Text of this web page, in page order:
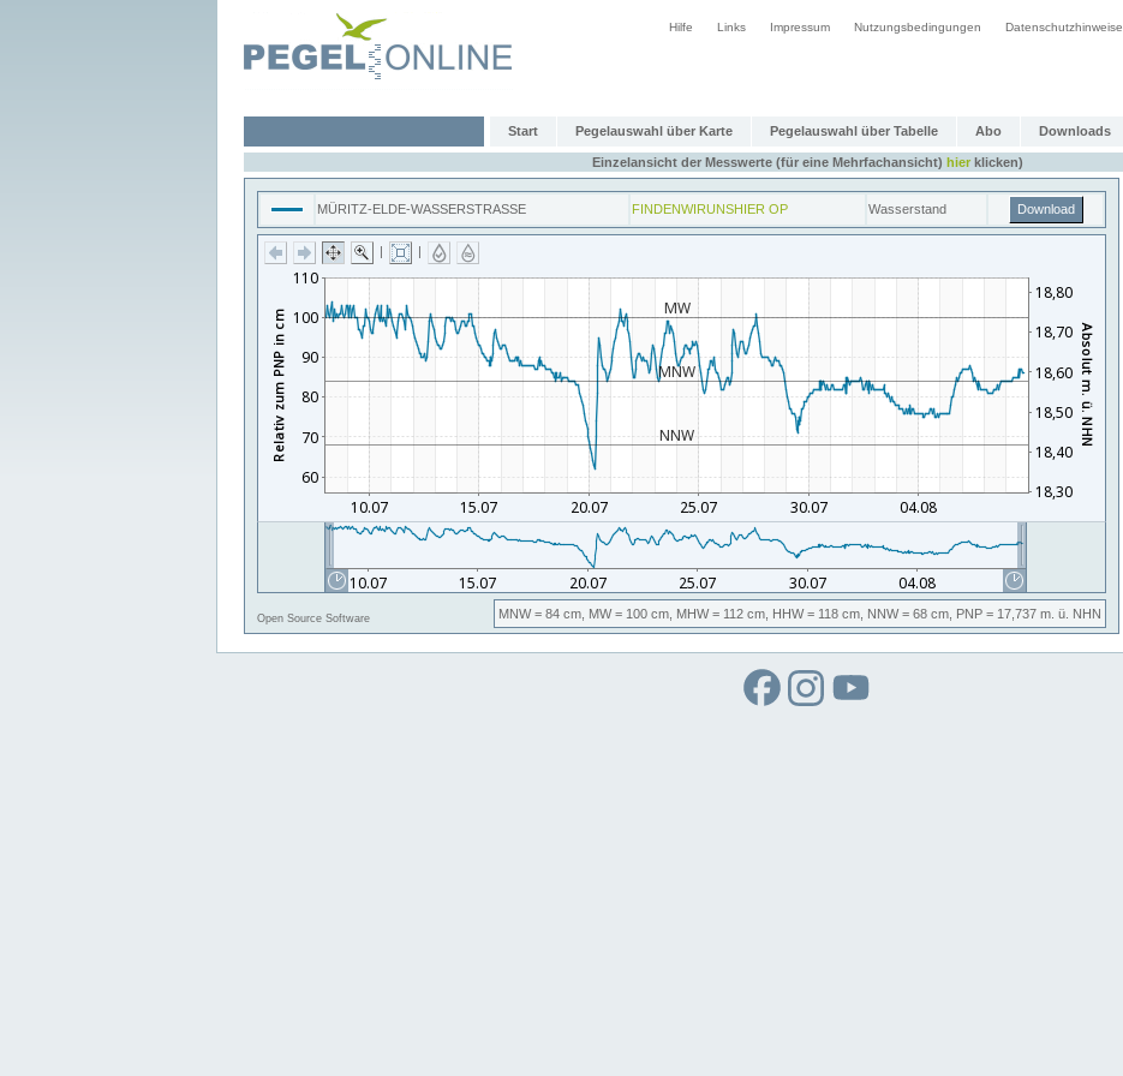
Hilfe Links Impressum Nutzungsbedingungen Datenschutzhinweise
Start Pegelauswahl über Karte Pegelauswahl über Tabelle Abo Downloads
Einzelansicht der Messwerte (für eine Mehrfachansicht) hierklicken)
MÜRITZ-ELDE-WASSERSTRASSE FINDENWIRUNSHIER OP Wasserstand Download
| |
Open Source Software MNW= 84 cm, MW= 100 cm, MHW= 112 cm, HHW= 118 cm, NNW= 68 cm, PNP = 17,737 m. ü. NHN